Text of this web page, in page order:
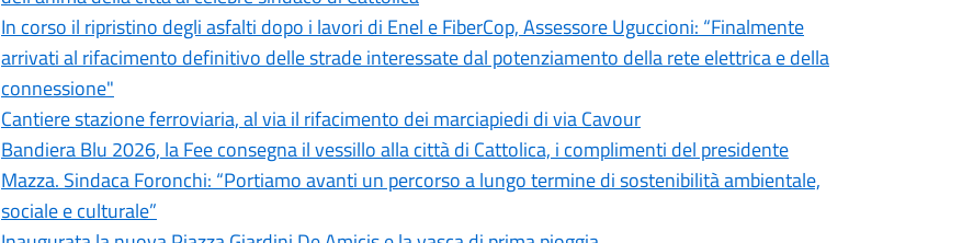
In corso il ripristino degli asfalti dopo i lavori di Enel e FiberCop, Assessore Uguccioni: “Finalmente
arrivati al rifacimento definitivo delle strade interessate dal potenziamento della rete elettrica e della
connessione"
Cantiere stazione ferroviaria, al via il rifacimento dei marciapiedi di via Cavour
Bandiera Blu 2026, la Fee consegna il vessillo alla città di Cattolica, i complimenti del presidente
Mazza. Sindaca Foronchi: “Portiamo avanti un percorso a lungo termine di sostenibilità ambientale,
sociale e culturale”